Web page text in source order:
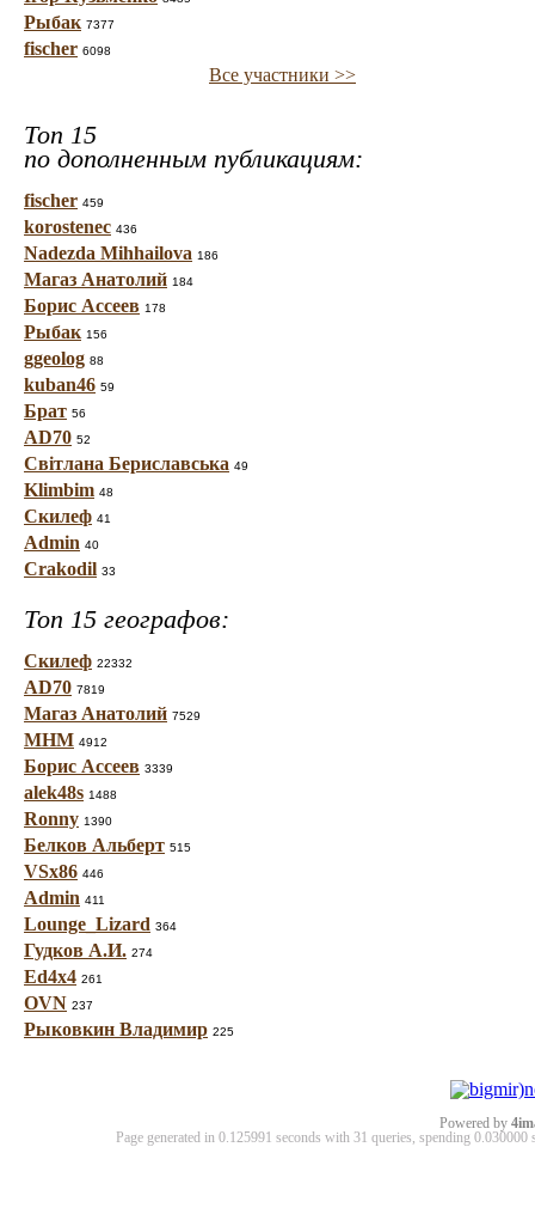
Рыбак 7377
fischer 6098
Все участники >>
Топ 15
по дополненным публикациям:
fischer 459
korostenec 436
Nadezda Mihhailova 186
Магаз Анатолий 184
Борис Ассеев 178
Рыбак 156
ggeolog 88
kuban46 59
Брат 56
AD70 52
Світлана Бериславська 49
Klimbim 48
Скилеф 41
Admin 40
Crakodil 33
Топ 15 географов:
Скилеф 22332
AD70 7819
Магаз Анатолий 7529
МНМ 4912
Борис Ассеев 3339
alek48s 1488
Ronny 1390
Белков Альберт 515
VSx86 446
Admin 411
Lounge_Lizard 364
Гудков А.И. 274
Ed4x4 261
OVN 237
Рыковкин Владимир 225
Powered by
Page generated in 0.125991 seconds with 31 queries, spending